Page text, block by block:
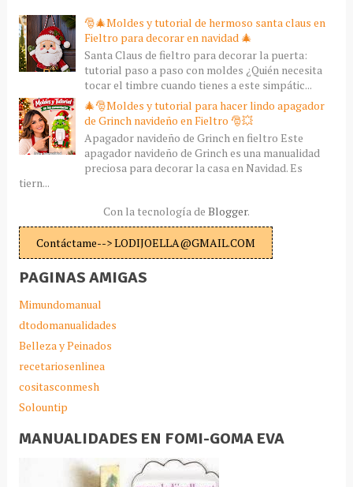
🎅🎄Moldes y tutorial de hermoso santa claus en
Fieltro para decorar en navidad 🎄
Santa Claus de fieltro para decorar la puerta:
tutorial paso a paso con moldes ¿Quién necesita
tocar el timbre cuando tienes a este simpátic...
🎄🎅Moldes y tutorial para hacer lindo apagador
de Grinch navideño en Fieltro 🎅💥
Apagador navideño de Grinch en fieltro Este
apagador navideño de Grinch es una manualidad
preciosa para decorar la casa en Navidad. Es
tiern...
Con la tecnología de Blogger.
Contáctame--> LODIJOELLA@GMAIL.COM
PAGINAS AMIGAS
Mimundomanual
dtodomanualidades
Belleza y Peinados
recetariosenlinea
cositasconmesh
Solountip
MANUALIDADES EN FOMI-GOMA EVA